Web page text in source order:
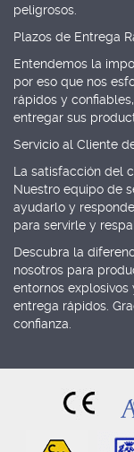
peligrosos.
Plazos de Entrega
Entendemos la
por eso que nos
rápidos y
entregar sus
Servicio al Cliente
La satisfacción del
Nuestro equipo de
ayudarlo y
para servirle y
Descubra la
nosotros para
entornos
entrega rápidos.
confianza.